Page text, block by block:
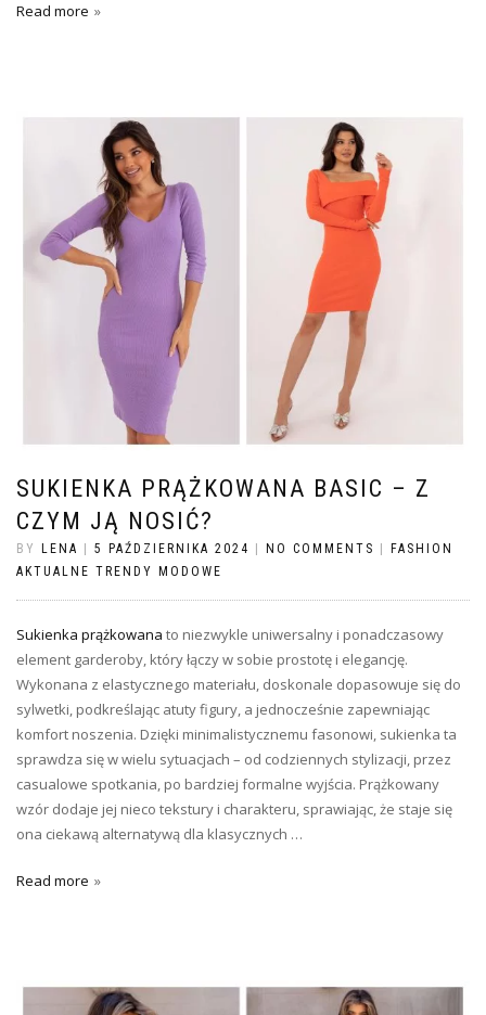
Read more
SUKIENKA PRĄŻKOWANA BASIC – Z
CZYM JĄ NOSIĆ?
BY LENA | 5 PAŹDZIERNIKA 2024 | NO COMMENTS | FASHION
AKTUALNE TRENDY MODOWE
Sukienka prążkowana to niezwykle uniwersalny i ponadczasowy
element garderoby, który łączy w sobie prostotę i elegancję.
Wykonana z elastycznego materiału, doskonale dopasowuje się do
sylwetki, podkreślając atuty figury, a jednocześnie zapewniając
komfort noszenia. Dzięki minimalistycznemu fasonowi, sukienka ta
sprawdza się w wielu sytuacjach – od codziennych stylizacji, przez
casualowe spotkania, po bardziej formalne wyjścia. Prążkowany
wzór dodaje jej nieco tekstury i charakteru, sprawiając, że staje się
ona ciekawą alternatywą dla klasycznych …
Read more